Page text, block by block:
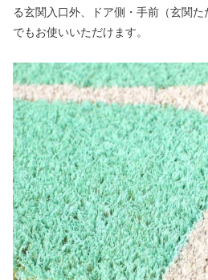
る玄関入口外、ドア側・手前（玄関
でもお使いいただけます。